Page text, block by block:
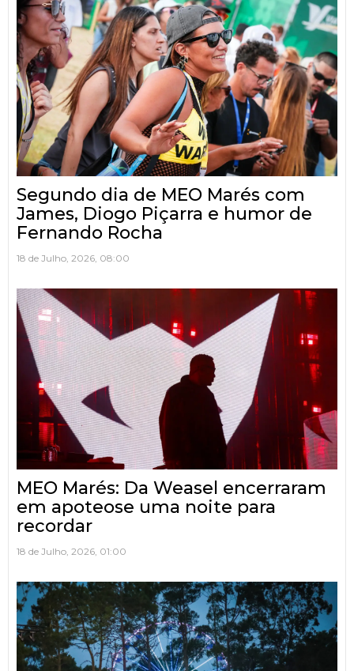
Segundo dia de MEO Marés com
James, Diogo Piçarra e humor de
Fernando Rocha
18 de Julho, 2026, 08:00
MEO Marés: Da Weasel encerraram
em apoteose uma noite para
recordar
18 de Julho, 2026, 01:00